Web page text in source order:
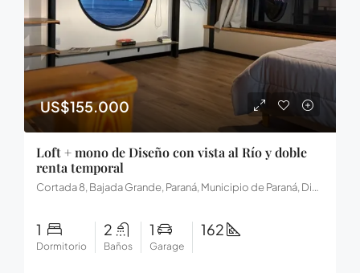
US$155.000
Loft + mono de Diseño con vista al Río y doble
renta temporal
Cortada 8, Bajada Grande, Paraná, Municipio de Paraná, Distrito Sauce, Departamento Paraná, Entre Ríos, E3100, Argentina
1
Dormitorio
2
Baños
1
Garage
162